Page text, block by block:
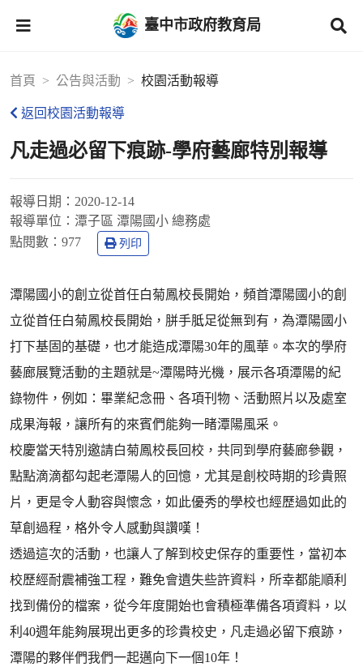
臺中市政府教育局
首頁 公告與活動 校園活動報導
返回校園活動報導
凡走過必留下痕跡-學府藝廊特別報導
報導日期： 2020-12-14
報導單位： 潭子區 潭陽國小 總務處
點閱數： 977 列印
潭陽國小的創立從首任白菊鳳校長開始，頻首潭陽國小的創
立從首任白菊鳳校長開始，胼手胝足從無到有，為潭陽國小
打下基固的基礎，也才能造成潭陽30年的風華。本次的學府
藝廊展覽活動的主題就是~潭陽時光機，展示各項潭陽的紀
錄物件，例如：畢業紀念冊、各項刊物、活動照片以及處室
成果海報，讓所有的來賓們能夠一睹潭陽風采。
校慶當天特別邀請白菊鳳校長回校，共同到學府藝廊參觀，
點點滴滴都勾起老潭陽人的回憶，尤其是創校時期的珍貴照
片，更是令人動容與懷念，如此優秀的學校也經歷過如此的
草創過程，格外令人感動與讚嘆！
透過這次的活動，也讓人了解到校史保存的重要性，當初本
校歷經耐震補強工程，難免會遺失些許資料，所幸都能順利
找到備份的檔案，從今年度開始也會積極準備各項資料，以
利40週年能夠展現出更多的珍貴校史，凡走過必留下痕跡，
潭陽的夥伴們我們一起邁向下一個10年！